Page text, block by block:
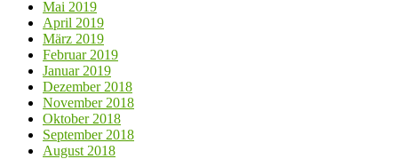
Mai 2019
April 2019
März 2019
Februar 2019
Januar 2019
Dezember 2018
November 2018
Oktober 2018
September 2018
August 2018